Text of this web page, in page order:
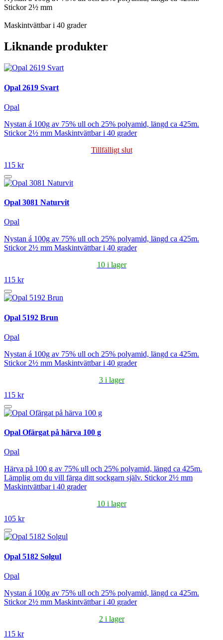
Stickor 2½ mm
Maskintvättbar i 40 grader
Liknande produkter
Opal 2619 Svart
Opal
Nystan á 100g av 75% ull och 25% polyamid, längd ca 425m.
Stickor 2½ mm Maskintvättbar i 40 grader
Tillfälligt slut
115 kr
Opal 3081 Naturvit
Opal
Nystan á 100g av 75% ull och 25% polyamid, längd ca 425m.
Stickor 2½ mm Maskintvättbar i 40 grader
10 i lager
115 kr
Opal 5192 Brun
Opal
Nystan á 100g av 75% ull och 25% polyamid, längd ca 425m.
Stickor 2½ mm Maskintvättbar i 40 grader
3 i lager
115 kr
Opal Ofärgat på härva 100 g
Opal
Härva på 100 g av 75% ull och 25% polyamid, längd ca 425m.
Lämplig om du vill färga ditt sockgarn själv. Stickor 2½ mm
Maskintvättbar i 40 grader
10 i lager
105 kr
Opal 5182 Solgul
Opal
Nystan á 100g av 75% ull och 25% polyamid, längd ca 425m.
Stickor 2½ mm Maskintvättbar i 40 grader
2 i lager
115 kr